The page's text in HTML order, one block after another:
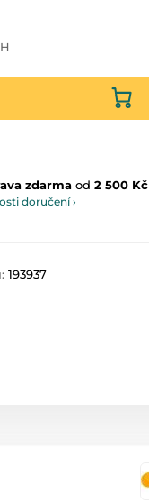
zdarma od 2 500 Kč
doručení ›
193937